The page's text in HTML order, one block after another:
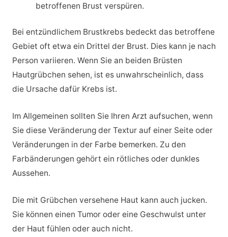
betroffenen Brust verspüren.
Bei entzündlichem Brustkrebs bedeckt das betroffene
Gebiet oft etwa ein Drittel der Brust. Dies kann je nach
Person variieren. Wenn Sie an beiden Brüsten
Hautgrübchen sehen, ist es unwahrscheinlich, dass
die Ursache dafür Krebs ist.
Im Allgemeinen sollten Sie Ihren Arzt aufsuchen, wenn
Sie diese Veränderung der Textur auf einer Seite oder
Veränderungen in der Farbe bemerken. Zu den
Farbänderungen gehört ein rötliches oder dunkles
Aussehen.
Die mit Grübchen versehene Haut kann auch jucken.
Sie können einen Tumor oder eine Geschwulst unter
der Haut fühlen oder auch nicht.